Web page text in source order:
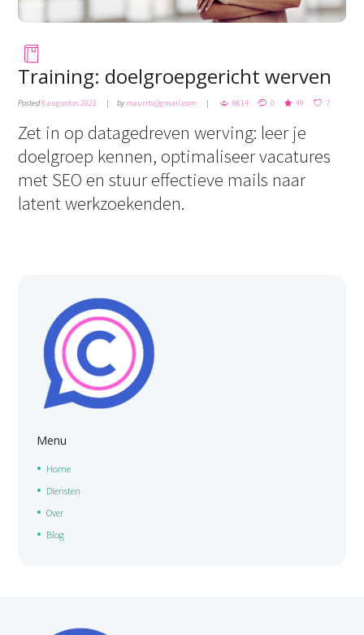
Training: doelgroepgericht werven
Posted8 augustus 2023 bymaurits@gmail.com 8614 0 49 7
Zet in op datagedreven werving: leer je
doelgroep kennen, optimaliseer vacatures
met SEO en stuur effectieve mails naar
latent werkzoekenden.
Menu
Home
Diensten
Over
Blog